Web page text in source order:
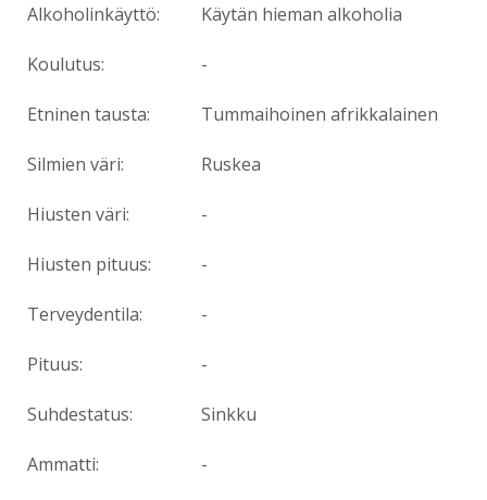
Alkoholinkäyttö: Käytän hieman alkoholia
Koulutus: -
Etninen tausta: Tummaihoinen afrikkalainen
Silmien väri: Ruskea
Hiusten väri: -
Hiusten pituus: -
Terveydentila: -
Pituus: -
Suhdestatus: Sinkku
Ammatti: -